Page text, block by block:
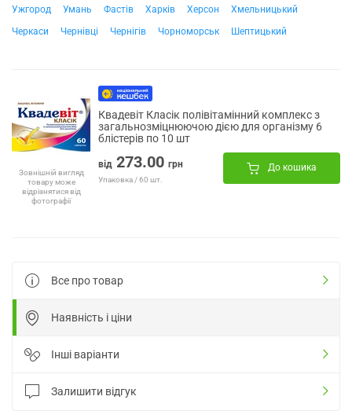
Ужгород
Умань Фастів Харків Херсон
Хмельницький
Черкаси
Чернівці Чернігів Чорноморськ Шептицький
Зовнішній вигляд
товару може
відрізнятися від
фотографії
Квадевіт Класік полівітамінний комплекс з
загальнозміцнюючою дією для організму 6
блістерів по 10 шт
від 273.00 грн
Упаковка / 60 шт.
До кошика
Все про товар
Наявність і ціни
Інші варіанти
Залишити відгук